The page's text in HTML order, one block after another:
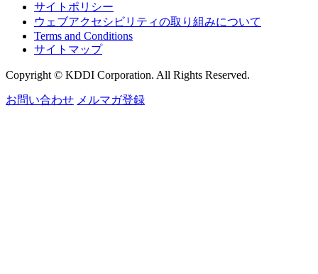
サイトポリシー
ウェブアクセシビリティの取り組みについて
Terms and Conditions
サイトマップ
Copyright © KDDI Corporation. All Rights Reserved.
お問い合わせ メルマガ登録